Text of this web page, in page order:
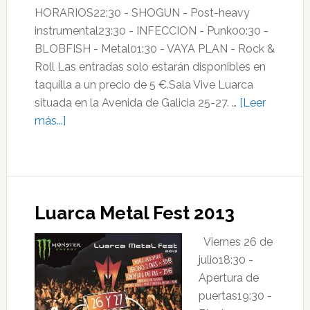
HORARIOS22:30 - SHOGUN - Post-heavy
instrumental23:30 - INFECCION - Punk00:30 -
BLOBFISH - Metal01:30 - VAYA PLAN - Rock &
Roll Las entradas solo estarán disponibles en
taquilla a un precio de 5 €.Sala Vive Luarca
situada en la Avenida de Galicia 25-27. … [Leer
más...]acerca
Metal
2014
Luarca Metal Fest 2013
Viernes 26 de
julio18:30 -
Apertura de
puertas19:30 -